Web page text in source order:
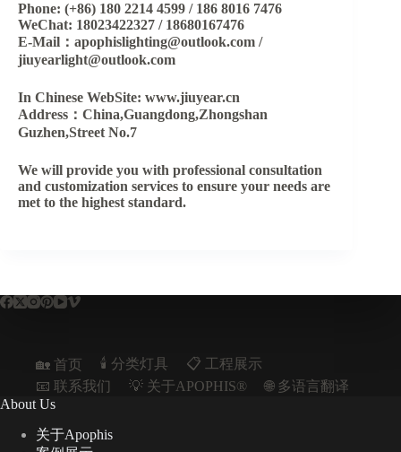
Phone: (+86) 180 2214 4599 / 186 8016 7476
WeChat: 18023422327 / 18680167476
E-Mail：apophislighting@outlook.com /
jiuyearlight@outlook.com
In Chinese WebSite: www.jiuyear.cn
Address：China,Guangdong,Zhongshan
Guzhen,Street No.7
We will provide you with professional consultation
and customization services to ensure your needs are
met to the highest standard.
🏡 首页 🕯️ 分类灯具
📋︎ 工程展示
📧 联系我们
💡 关于APOPHIS®
🌐 多语言翻译
About Us
关于Apophis